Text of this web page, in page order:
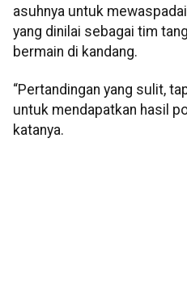
asuhnya untuk
yang dinilai sebagai tim
bermain di kandang.
“Pertandingan yang sulit,
untuk mendapatkan hasil
katanya.